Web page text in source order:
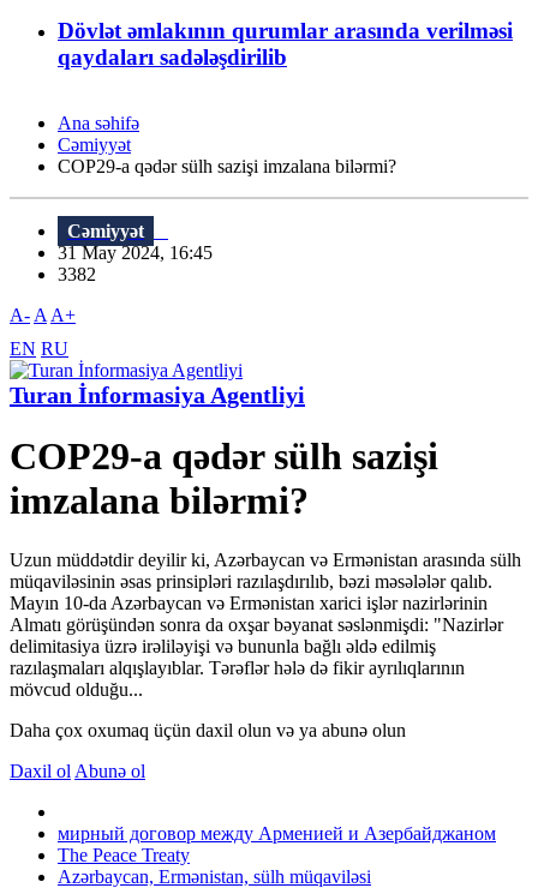
Dövlət əmlakının qurumlar arasında verilməsi
qaydaları sadələşdirilib
Ana səhifə
Cəmiyyət
COP29-a qədər sülh sazişi imzalana bilərmi?
Cəmiyyət
31 May 2024, 16:45
3382
A- A A+
EN RU
Turan İnformasiya Agentliyi
COP29-a qədər sülh sazişi
imzalana bilərmi?
Uzun müddətdir deyilir ki, Azərbaycan və Ermənistan arasında sülh
müqaviləsinin əsas prinsipləri razılaşdırılıb, bəzi məsələlər qalıb.
Mayın 10-da Azərbaycan və Ermənistan xarici işlər nazirlərinin
Almatı görüşündən sonra da oxşar bəyanat səslənmişdi: "Nazirlər
delimitasiya üzrə irəliləyişi və bununla bağlı əldə edilmiş
razılaşmaları alqışlayıblar. Tərəflər hələ də fikir ayrılıqlarının
mövcud olduğu...
Daha çox oxumaq üçün daxil olun və ya abunə olun
Daxil ol Abunə ol
мирный договор между Арменией и Азербайджаном
The Peace Treaty
Azərbaycan, Ermənistan, sülh müqaviləsi